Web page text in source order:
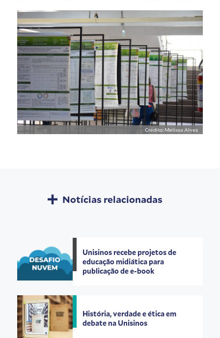
Crédito: Melissa Alves
Notícias relacionadas
Unisinos recebe projetos de
educação midiática para
publicação de e-book
História, verdade e ética em
debate na Unisinos